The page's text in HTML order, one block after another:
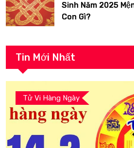
Sinh Năm 2025
Con Gì?
Tin Mới Nhất
Tử Vi Hàng Ngày